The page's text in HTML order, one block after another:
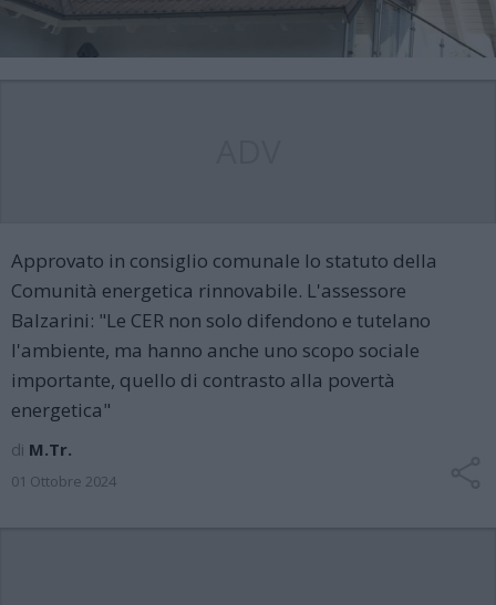
Approvato in consiglio comunale lo statuto della
Comunità energetica rinnovabile. L'assessore
Balzarini: "Le CER non solo difendono e tutelano
l'ambiente, ma hanno anche uno scopo sociale
importante, quello di contrasto alla povertà
energetica"
di M.Tr.
01 Ottobre 2024